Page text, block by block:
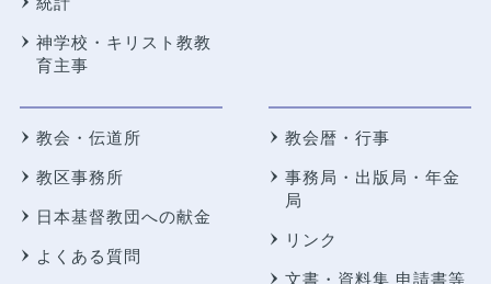
神学校・キリスト教教
育主事
教会・伝道所
教区事務所
日本基督教団への献金
よくある質問
教会暦・行事
事務局・出版局・年金
局
リンク
文書・資料集 申請書等